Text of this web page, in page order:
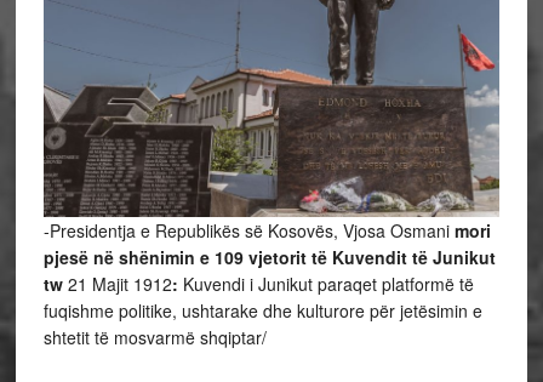
-Presidentja e Republikës së Kosovës, Vjosa Osmani mori
pjesë në shënimin e 109 vjetorit të Kuvendit të Junikut
tw 21 Majit 1912: Kuvendi i Junikut paraqet platformë të
fuqishme politike, ushtarake dhe kulturore për jetësimin e
shtetit të mosvarmë shqiptar/